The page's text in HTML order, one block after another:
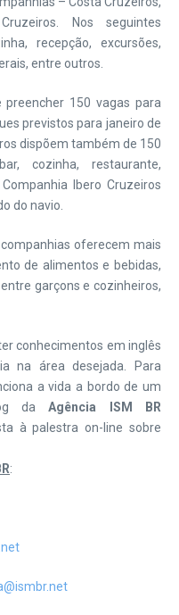
Nos seguintes
recepção, excursões,
entre outros.
150 vagas para
previstos para janeiro de
dispõem também de 150
cozinha, restaurante,
Ibero Cruzeiros
do navio.
oferecem mais
de alimentos e bebidas,
garçons e cozinheiros,
conhecimentos em inglês
na área desejada. Para
a vida a bordo de um
daAgência ISM BR
à palestra on-line sobre
: